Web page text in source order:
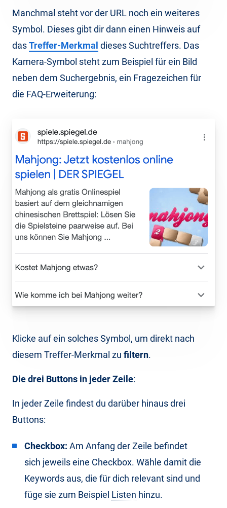
Manchmal steht vor der URL noch ein weiteres
Symbol. Dieses gibt dir dann einen Hinweis auf
dasTreffer-Merkmal dieses Suchtreffers. Das
Kamera-Symbol steht zum Beispiel für ein Bild
neben dem Suchergebnis, ein Fragezeichen für
die FAQ-Erweiterung:
Klicke auf ein solches Symbol, um direkt nach
diesem Treffer-Merkmal zu filtern.
Die drei Buttons in jeder Zeile:
In jeder Zeile findest du darüber hinaus drei
Buttons:
Checkbox: Am Anfang der Zeile befindet
sich jeweils eine Checkbox. Wähle damit die
Keywords aus, die für dich relevant sind und
füge sie zum Beispiel Listen hinzu.